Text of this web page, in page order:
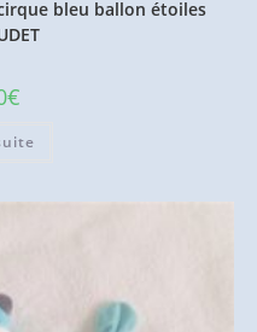
bleu ballon étoiles
€